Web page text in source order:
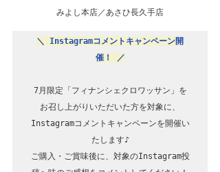
みよし本店／あさひ長久手店
＼ Instagramコメントキャンペーン開
催！ ／
7月限定「フィナンシェクロワッサン」を
お召し上がりいただいた方を対象に、
Instagramコメントキャンペーンを開催い
たします♪
ご購入・ご賞味後に、対象のInstagram投